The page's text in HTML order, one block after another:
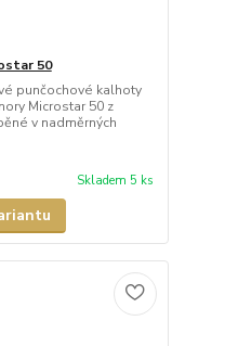
50
punčochové kalhoty
Microstar 50 z
v nadměrných
Skladem 5 ks